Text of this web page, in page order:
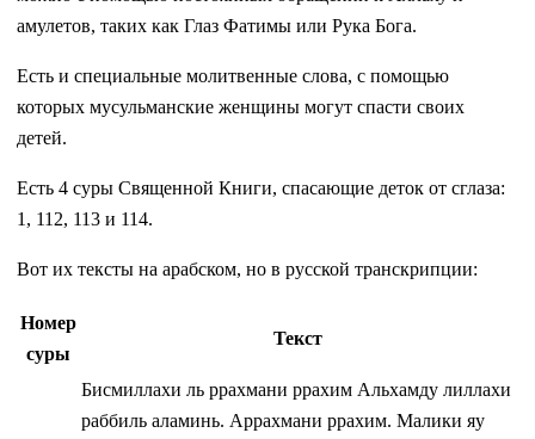
амулетов, таких как Глаз Фатимы или Рука Бога.
Есть и специальные молитвенные слова, с помощью
которых мусульманские женщины могут спасти своих
детей.
Есть 4 суры Священной Книги, спасающие деток от сглаза:
1, 112, 113 и 114.
Вот их тексты на арабском, но в русской транскрипции:
Номер
суры
Текст
Бисмиллахи ль ррахмани ррахим Альхамду лиллахи
раббиль аламинь. Аррахмани ррахим. Малики яу